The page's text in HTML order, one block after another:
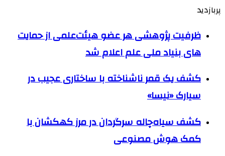
پربازدید
ظرفیت پژوهشی هر عضو هیئت‌علمی از حمایت
های بنیاد ملی علم اعلام شد
کشف یک قمر ناشناخته با ساختاری عجیب در
سیارک «نیسا»
کشف سیاه‌چاله سرگردان در مرز کهکشان با
کمک هوش مصنوعی